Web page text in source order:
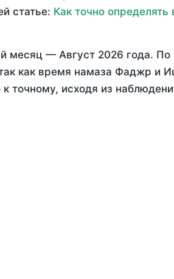
статье: Как точно определять
месяц — Август 2026 года. По
как время намаза Фаджр и
точному, исходя из